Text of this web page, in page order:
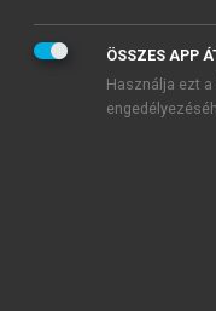
ÖSSZES APP
Használja ezt